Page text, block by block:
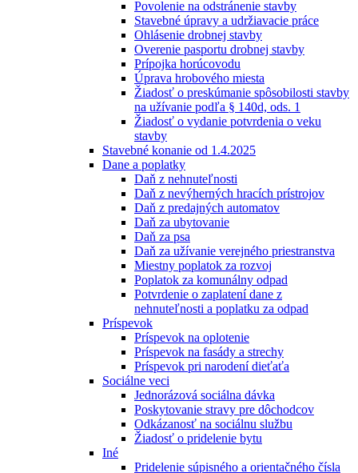
Povolenie na odstránenie stavby
Stavebné úpravy a udržiavacie práce
Ohlásenie drobnej stavby
Overenie pasportu drobnej stavby
Prípojka horúcovodu
Úprava hrobového miesta
Žiadosť o preskúmanie spôsobilosti stavby
na užívanie podľa § 140d, ods. 1
Žiadosť o vydanie potvrdenia o veku
stavby
Stavebné konanie od 1.4.2025
Dane a poplatky
Daň z nehnuteľnosti
Daň z nevýherných hracích prístrojov
Daň z predajných automatov
Daň za ubytovanie
Daň za psa
Daň za užívanie verejného priestranstva
Miestny poplatok za rozvoj
Poplatok za komunálny odpad
Potvrdenie o zaplatení dane z
nehnuteľnosti a poplatku za odpad
Príspevok
Príspevok na oplotenie
Príspevok na fasády a strechy
Príspevok pri narodení dieťaťa
Sociálne veci
Jednorázová sociálna dávka
Poskytovanie stravy pre dôchodcov
Odkázanosť na sociálnu službu
Žiadosť o pridelenie bytu
Iné
Pridelenie súpisného a orientačného čísla